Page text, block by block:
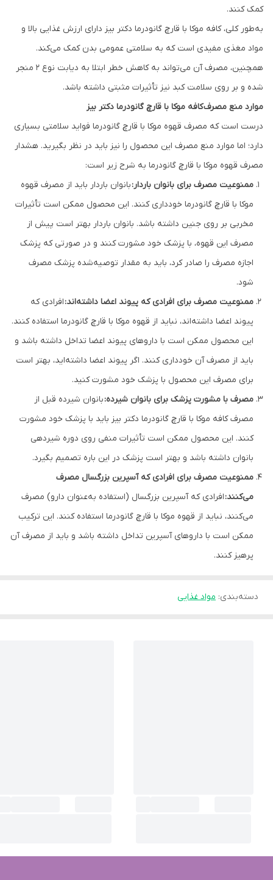
کمک کنند.
به‌طور کلی، کافه موکا با قارچ گانودرما دکتر بیز دارای ارزش غذایی بالا و
مواد مغذی مفیدی است که به سلامتی عمومی بدن کمک می‌کند.
همچنین، مصرف آن می‌تواند به کاهش خطر ابتلا به دیابت نوع ۲ منجر
شده و بر روی سلامت کبد نیز تأثیرات مثبتی داشته باشد.
موارد منع مصرفکافه موکا با قارچ گانودرما دکتر بیز
درست است که مصرف قهوه موکا با قارچ گانودرما فواید سلامتی بسیاری
دارد؛ اما موارد منع مصرف این محصول را نیز باید در نظر بگیرید. هشدار
مصرف قهوه موکا با قارچ گانودرما به شرح زیر است:
ممنوعیت مصرف برای بانوان باردار:بانوان باردار باید از مصرف قهوه
موکا با قارچ گانودرما خودداری کنند. این محصول ممکن است تأثیرات
مخربی بر روی جنین داشته باشد. بانوان باردار بهتر است پیش از
مصرف این قهوه، با پزشک خود مشورت کنند و در صورتی که پزشک
اجازه مصرف را صادر کرد، باید به مقدار توصیه‌شده پزشک مصرف
شود.
ممنوعیت مصرف برای افرادی که پیوند اعضا داشته‌اند:افرادی که
پیوند اعضا داشته‌اند، نباید از قهوه موکا با قارچ گانودرما استفاده کنند.
این محصول ممکن است با داروهای پیوند اعضا تداخل داشته باشد و
باید از مصرف آن خودداری کنند. اگر پیوند اعضا داشته‌اید، بهتر است
برای مصرف این محصول با پزشک خود مشورت کنید.
مصرف با مشورت پزشک برای بانوان شیرده:بانوان شیرده قبل از
مصرف کافه موکا با قارچ گانودرما دکتر بیز باید با پزشک خود مشورت
کنند. این محصول ممکن است تأثیرات منفی روی دوره شیردهی
بانوان داشته باشد و بهتر است پزشک در این باره تصمیم بگیرد.
ممنوعیت مصرف برای افرادی که آسپرین بزرگسال مصرف
می‌کنند:افرادی که آسپرین بزرگسال (استفاده به‌عنوان دارو) مصرف
می‌کنند، نباید از قهوه موکا با قارچ گانودرما استفاده کنند. این ترکیب
ممکن است با داروهای آسپرین تداخل داشته باشد و باید از مصرف آن
پرهیز کنند.
دسته‌بندی: مواد غذایی